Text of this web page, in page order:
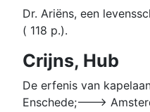
Dr. Ariëns, een
( 118 p.).
Crijns, Hub
De erfenis van
Enschede;--->